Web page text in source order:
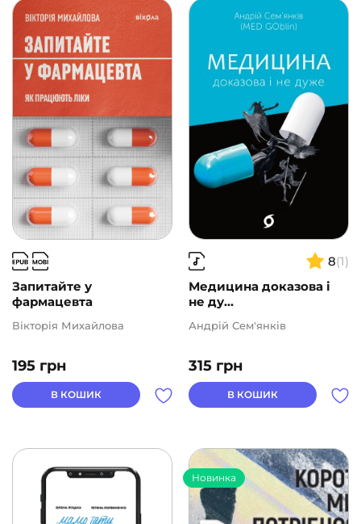
Запитайте у
фармацевта
195 грн
Вікторія Михайлова
В КОШИК
8(1)
Медицина доказова і
не ду...
315 грн
Андрій Сем'янків
В КОШИК
Новинка